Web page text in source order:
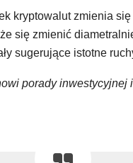
kryptowalut zmienia
się zmienić
sugerujące istotne
porady inwestycyjnej